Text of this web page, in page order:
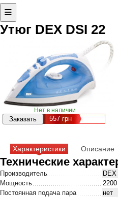
Утюг DEX DSI 22
Нет в наличии
557грн
Характеристики Описание
Технические
Производитель
DEX
Мощность
Постоянная подача пара
нет